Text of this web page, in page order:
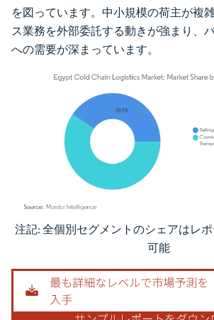
を図っています。中小規模の荷主が複
ス業務を外部委託する動きが強まり、
への需要が深まっています。
画像 © Mordor Intelligence。再利用にはCC BY 4.0
注記: 全個別セグメントのシェアはレ
可能